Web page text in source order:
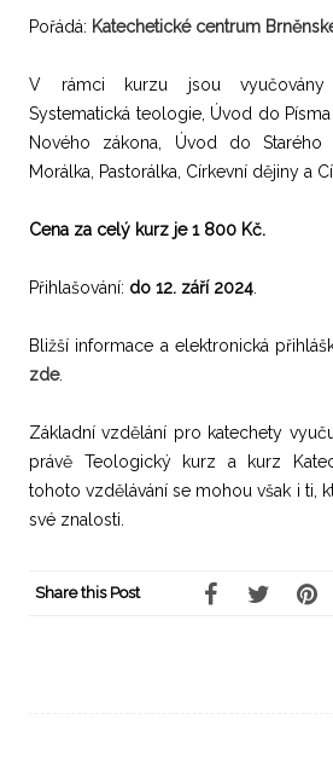
Pořádá: Katechetické centrum
V rámci kurzu jsou vyučovány
Systematická teologie, Úvod do
Nového zákona, Úvod do Starého
Morálka, Pastorálka, Církevní dějiny a
Cena za celý kurz je 1 800 Kč.
Přihlašování: do 12. září 2024
Bližší informace a elektronická
zde.
Základní vzdělání pro katechety
právě Teologický kurz a kurz
tohoto vzdělávání se mohou však i ti,
své znalosti.
Share this Post